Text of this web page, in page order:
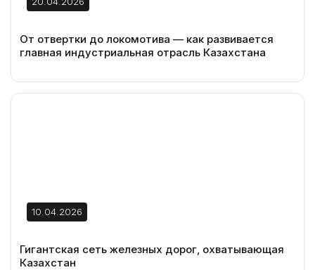
От отвертки до локомотива — как развивается
главная индустриальная отрасль Казахстана
10.04.2026
Гигантская сеть железных дорог, охватывающая
Казахстан